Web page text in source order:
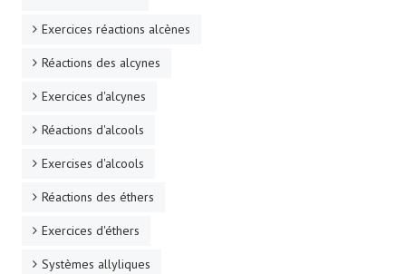
Exercices réactions alcènes
Réactions des alcynes
Exercices d'alcynes
Réactions d'alcools
Exercises d'alcools
Réactions des éthers
Exercices d'éthers
Systèmes allyliques